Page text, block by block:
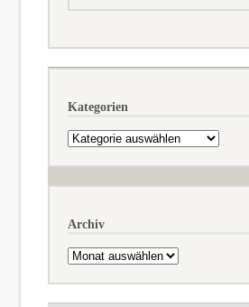
Kategorien
Kategorien
Archiv
Archiv